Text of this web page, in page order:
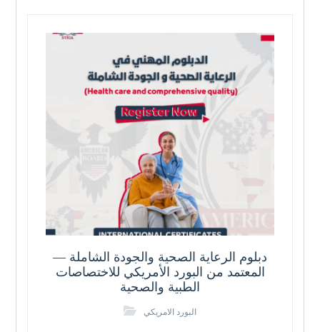
دبلوم الرعاية الصحية والجودة الشاملة —
المعتمد من البورد الأمريكي للاختصاصات
الطبية والصحية
البورد الامريكي